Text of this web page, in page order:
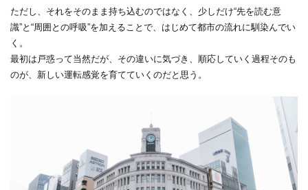
ただし、それをそのまま持ち込むのではなく、少しだけ“先を読む意
識”と“周囲との呼吸”を加えることで、はじめて都市の流れに馴染んでい
く。
最初は戸惑って当然だが、その違いに気づき、順応していく過程そのも
のが、新しい運転感覚を育てていくのだと思う。